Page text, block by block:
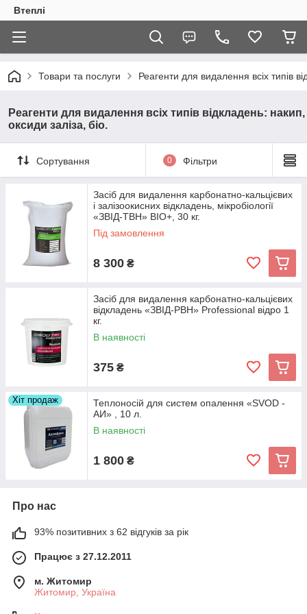
Втеплі
Товари та послуги Реагенти для видалення всіх типів
Реагенти для видалення всіх типів відкладень: накип,
оксиди заліза, біо.
Сортування 0 Фільтри
Засіб для видалення карбонатно-кальцієвих
і залізоокисних відкладень, мікробіології
«ЗВІД-ТВН» BIO+, 30 кг.
Під замовлення
8 300 ₴
Засіб для видалення карбонатно-кальцієвих
відкладень «ЗВІД-РВН» Professional відро 1
кг.
В наявності
375 ₴
Хіт продаж
Теплоносій для систем опалення «SVOD -
АИ» , 10 л.
В наявності
1 800 ₴
Про нас
93% позитивних з 62 відгуків за рік
Працює з 27.12.2011
м. Житомир
Житомир, Україна